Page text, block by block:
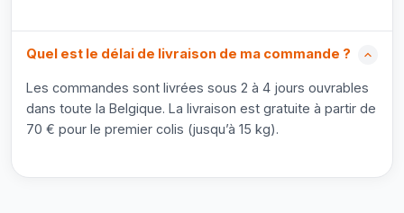
Quel est le délai de livraison de ma commande ?
Les commandes sont livrées sous 2 à 4 jours ouvrables
dans toute la Belgique. La livraison est gratuite à partir de
70 € pour le premier colis (jusqu’à 15 kg).